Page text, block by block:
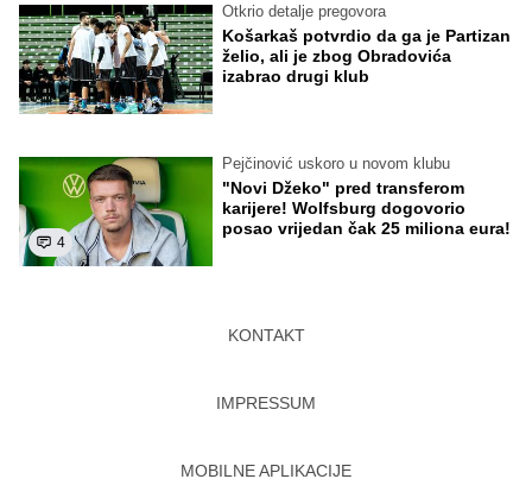
Otkrio detalje pregovora
Košarkaš potvrdio da ga je Partizan
želio, ali je zbog Obradovića
izabrao drugi klub
4
Pejčinović uskoro u novom klubu
"Novi Džeko" pred transferom
karijere! Wolfsburg dogovorio
posao vrijedan čak 25 miliona eura!
KONTAKT
IMPRESSUM
MOBILNE APLIKACIJE